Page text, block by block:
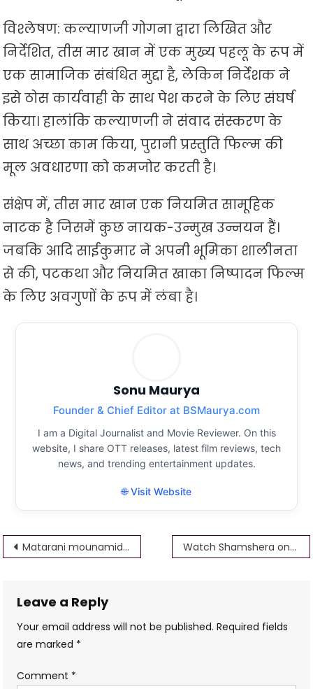
विश्लेषण: कल्याणजी गोगना द्वारा लिखित और
निर्देशित, तीस मार खान में एक मुख्य पहलू के रूप में
एक सामाजिक संबंधित मुद्दा है, लेकिन निर्देशक ने
इसे ठोस कार्यवाही के साथ पेश करने के लिए संघर्ष
किया। हालांकि कल्याणजी ने संवाद संस्करण के
साथ अच्छा काम किया, पुरानी प्रस्तुति फिल्म की
मूल अवधारणा को कमजोर करती है।
संक्षेप में, तीस मार खान एक नियमित सामूहिक
नाटक है जिसमें कुछ नायक-उन्मुख उन्नयन हैं।
जबकि आदि साईकुमार ने अपनी भूमिका शालीनता
से की, पटकथा और नियमित खाका निष्पादन फिल्म
के लिए अवगुणों के रूप में लंबा है।
Sonu Maurya
Founder & Chief Editor at BSMaurya.com
I am a Digital Journalist and Movie Reviewer. On this
website, I share OTT releases, latest film reviews, tech
news, and trending entertainment updates.
🌐 Visit Website
Post
Matarani mounamidi Movie DOWNLOAD Full HD 4K 1.24GB Matarani mounamidi Movie Download Tamilrockers 480p, 720p 1080p Watch Shamshera on Amazon Prime Shamshera DOWNLOAD Full HD 4K 1.24GB 480p, 720p 1080p
Leave a Reply
Your email address will not be published. Required fields
are marked *
Comment *